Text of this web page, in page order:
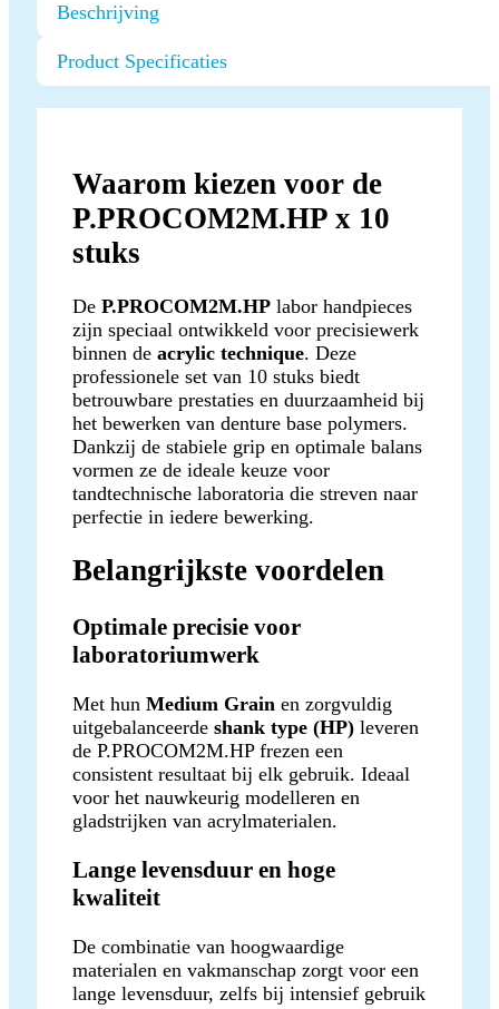
Beschrijving
Product Specificaties
Waarom kiezen voor de
P.PROCOM2M.HP x 10
stuks
De P.PROCOM2M.HP labor handpieces
zijn speciaal ontwikkeld voor precisiewerk
binnen de acrylic technique. Deze
professionele set van 10 stuks biedt
betrouwbare prestaties en duurzaamheid bij
het bewerken van denture base polymers.
Dankzij de stabiele grip en optimale balans
vormen ze de ideale keuze voor
tandtechnische laboratoria die streven naar
perfectie in iedere bewerking.
Belangrijkste voordelen
Optimale precisie voor
laboratoriumwerk
Met hun Medium Grain en zorgvuldig
uitgebalanceerde shank type (HP) leveren
de P.PROCOM2M.HP frezen een
consistent resultaat bij elk gebruik. Ideaal
voor het nauwkeurig modelleren en
gladstrijken van acrylmaterialen.
Lange levensduur en hoge
kwaliteit
De combinatie van hoogwaardige
materialen en vakmanschap zorgt voor een
lange levensduur, zelfs bij intensief gebruik